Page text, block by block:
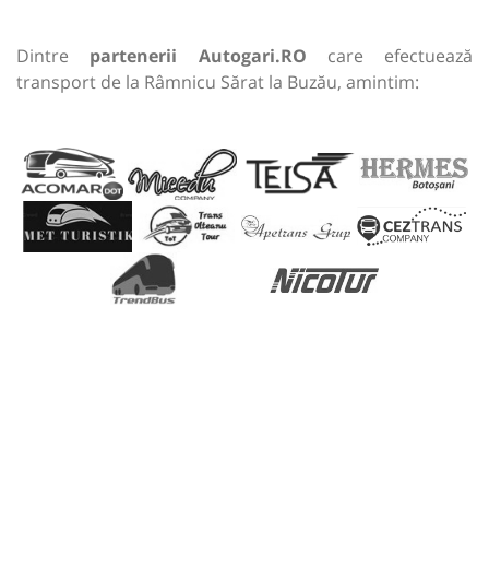
Dintre partenerii Autogari.RO care efectuează
transport de la Râmnicu Sărat la Buzău, amintim: